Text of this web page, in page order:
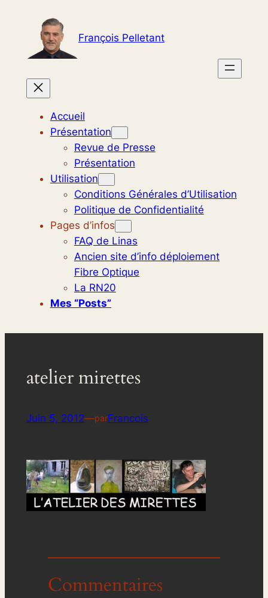
contenu
François Pelletant
Accueil
Présentation
Revue de Presse
Présentation
Utilisation
Conditions Générales d’Utilisation
Politique de Confidentialité
Pages d’infos
FAQ de Linas
Ancien site d’info déploiement
Fibre Optique
La RN20
Mes “posts”
atelier mirettes
Juin 5, 2012—parFrancois
Commentaires